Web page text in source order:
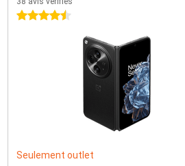
4.5 étoiles
Seulement outlet